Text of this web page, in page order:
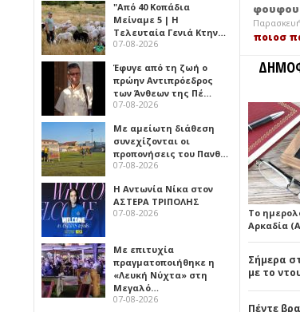
"Από 40 Κοπάδια
Μείναμε 5 | Η
Τελευταία Γενιά Κτην…
07-08-2026
Έφυγε από τη ζωή ο
πρώην Αντιπρόεδρος
των Άνθεων της Πέ…
07-08-2026
Με αμείωτη διάθεση
συνεχίζονται οι
προπονήσεις του Πανθ…
07-08-2026
Η Αντωνία Νίκα στον
ΑΣΤΕΡΑ ΤΡΙΠΟΛΗΣ
07-08-2026
Με επιτυχία
πραγματοποιήθηκε η
«Λευκή Νύχτα» στη
Μεγαλό…
07-08-2026
ποιοσ
Το
Αρκαδία
Σήμερα
με το
Πέντε